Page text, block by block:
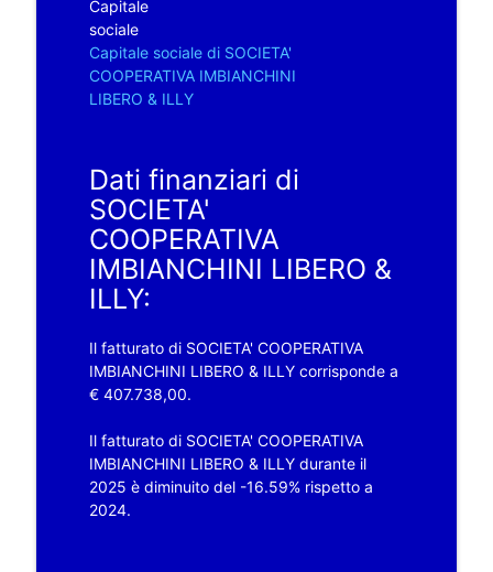
Capitale
sociale
Capitale sociale di SOCIETA'
COOPERATIVA IMBIANCHINI
LIBERO & ILLY
Dati finanziari di
SOCIETA'
COOPERATIVA
IMBIANCHINI LIBERO &
ILLY:
Il fatturato di SOCIETA' COOPERATIVA
IMBIANCHINI LIBERO & ILLY corrisponde a
€ 407.738,00.
Il fatturato di SOCIETA' COOPERATIVA
IMBIANCHINI LIBERO & ILLY durante il
2025 è diminuito del -16.59% rispetto a
2024.